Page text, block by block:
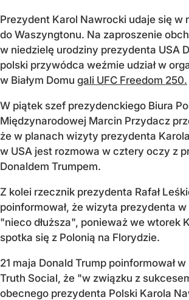
Prezydent Karol Nawrocki udaje się w
do Waszyngtonu. Na zaproszenie
w niedzielę urodziny prezydenta USA
polski przywódca weźmie udział w
w Białym Domu gali UFC Freedom 250.
W piątek szef prezydenckiego Biura
Międzynarodowej Marcin Przydacz
że w planach wizyty prezydenta
w USA jest rozmowa w cztery oczy z
Donaldem Trumpem.
Z kolei rzecznik prezydenta Rafał
poinformował, że wizyta prezydenta w
"nieco dłuższa", ponieważ we wtorek
spotka się z Polonią na Florydzie.
21 maja Donald Trump poinformował
Truth Social, że "w związku z
obecnego prezydenta Polski Karola